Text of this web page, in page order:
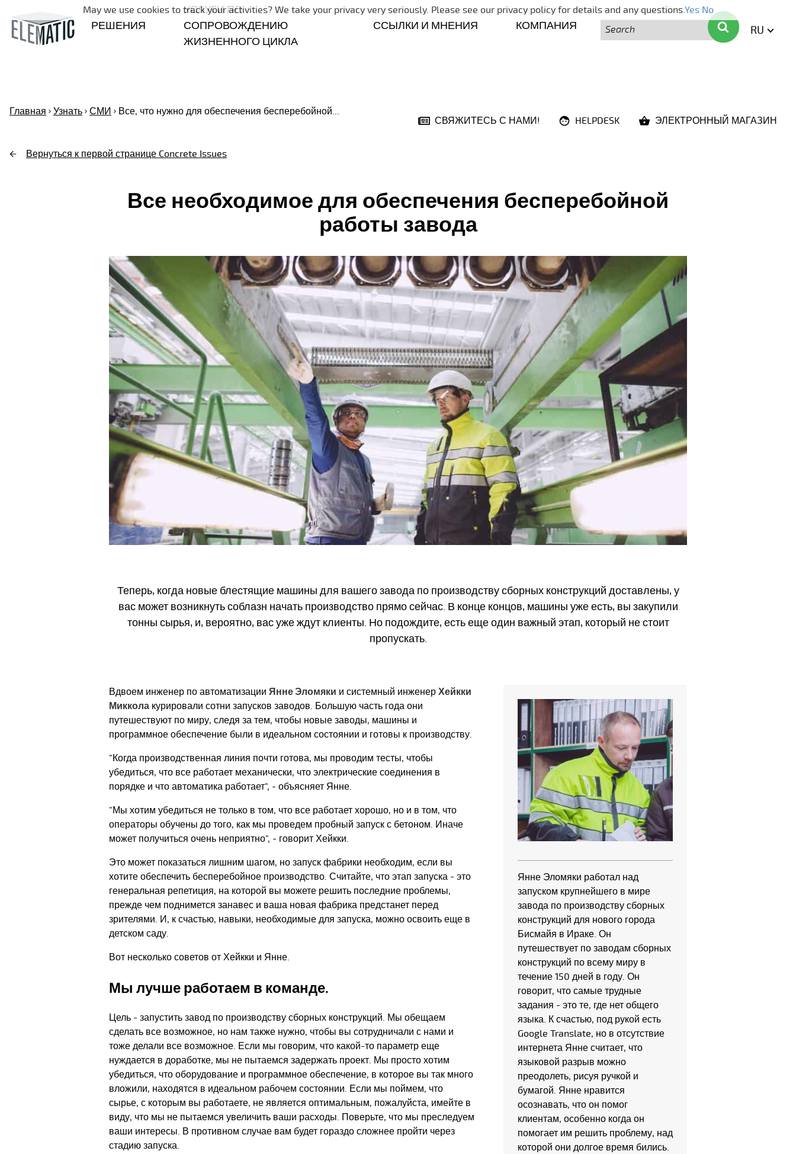
Skip navigation
Поиск
РЕШЕНИЯ
УСЛУГИ ПО
СОПРОВОЖДЕНИЮ
ЖИЗНЕННОГО ЦИКЛА
ССЫЛКИ И МНЕНИЯ КОМПАНИЯ
Поиск
RU
Главная Узнать СМИ
Все, что нужно для обеспечения бесперебойной...
СВЯЖИТЕСЬ С НАМИ!
HELPDESK ЭЛЕКТРОННЫЙ МАГАЗИН
Вернуться к первой странице Concrete Issues
Все необходимое для обеспечения бесперебойной
работы завода
Теперь, когда новые блестящие машины для вашего завода по производству сборных конструкций доставлены, у
вас может возникнуть соблазн начать производство прямо сейчас. В конце концов, машины уже есть, вы закупили
тонны сырья, и, вероятно, вас уже ждут клиенты. Но подождите, есть еще один важный этап, который не стоит
пропускать.
Вдвоем инженер по автоматизации Янне Эломяки и системный инженер Хейкки
Миккола курировали сотни запусков заводов. Большую часть года они
путешествуют по миру, следя за тем, чтобы новые заводы, машины и
программное обеспечение были в идеальном состоянии и готовы к производству.
"Когда производственная линия почти готова, мы проводим тесты, чтобы
убедиться, что все работает механически, что электрические соединения в
порядке и что автоматика работает", - объясняет Янне.
"Мы хотим убедиться не только в том, что все работает хорошо, но и в том, что
операторы обучены до того, как мы проведем пробный запуск с бетоном. Иначе
может получиться очень неприятно", - говорит Хейкки.
Это может показаться лишним шагом, но запуск фабрики необходим, если вы
хотите обеспечить бесперебойное производство. Считайте, что этап запуска - это
генеральная репетиция, на которой вы можете решить последние проблемы,
прежде чем поднимется занавес и ваша новая фабрика предстанет перед
зрителями. И, к счастью, навыки, необходимые для запуска, можно освоить еще в
детском саду.
Вот несколько советов от Хейкки и Янне.
Мы лучше работаем в команде.
Цель - запустить завод по производству сборных конструкций. Мы обещаем
сделать все возможное, но нам также нужно, чтобы вы сотрудничали с нами и
тоже делали все возможное. Если мы говорим, что какой-то параметр еще
нуждается в доработке, мы не пытаемся задержать проект. Мы просто хотим
убедиться, что оборудование и программное обеспечение, в которое вы так много
вложили, находятся в идеальном рабочем состоянии. Если мы поймем, что
сырье, с которым вы работаете, не является оптимальным, пожалуйста, имейте в
виду, что мы не пытаемся увеличить ваши расходы. Поверьте, что мы преследуем
ваши интересы. В противном случае вам будет гораздо сложнее пройти через
стадию запуска.
Янне Эломяки работал над
запуском крупнейшего в мире
завода по производству сборных
конструкций для нового города
Бисмайя в Ираке. Он
путешествует по заводам сборных
конструкций по всему миру в
течение 150 дней в году. Он
говорит, что самые трудные
задания - это те, где нет общего
языка. К счастью, под рукой есть
Google Translate, но в отсутствие
интернета Янне считает, что
языковой разрыв можно
преодолеть, рисуя ручкой и
бумагой. Янне нравится
осознавать, что он помог
клиентам, особенно когда он
помогает им решить проблему, над
которой они долгое время бились.
May we use cookies to track your activities? We take your privacy very seriously. Please see our privacy policy for details and any questions.Yes No